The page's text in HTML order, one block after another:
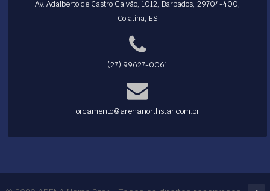
Av. Adalberto de Castro Galvão, 1012, Barbados, 29704-400,
Colatina, ES
(27) 99627-0061
orcamento@arenanorthstar.com.br